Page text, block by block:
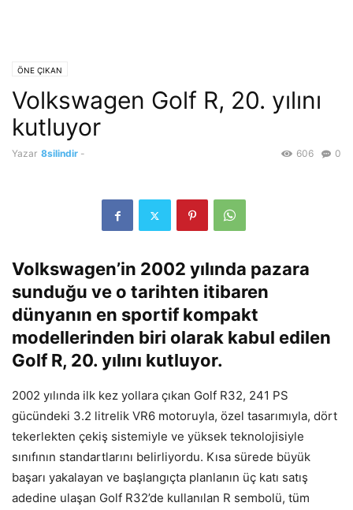
ÖNE ÇIKAN
Volkswagen Golf R, 20. yılını
kutluyor
Yazar 8silindir - 0
606
Volkswagen’in 2002 yılında pazara
sunduğu ve o tarihten itibaren
dünyanın en sportif kompakt
modellerinden biri olarak kabul edilen
Golf R, 20. yılını kutluyor.
2002 yılında ilk kez yollara çıkan Golf R32, 241 PS
gücündeki 3.2 litrelik VR6 motoruyla, özel tasarımıyla, dört
tekerlekten çekiş sistemiyle ve yüksek teknolojisiyle
sınıfının standartlarını belirliyordu. Kısa sürede büyük
başarı yakalayan ve başlangıçta planlanın üç katı satış
adedine ulaşan Golf R32’de kullanılan R sembolü, tüm